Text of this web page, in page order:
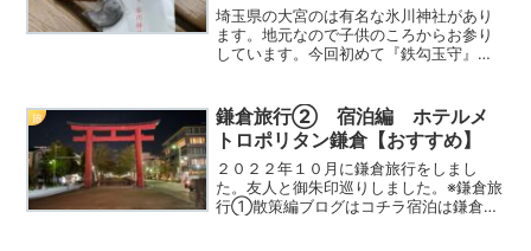
埼玉県の大宮のは有名な氷川神社があり
ます。地元なので子供のころからお参り
しています。今回初めて『鉄勾玉守』が
紹介します。大宮氷川神社の場所は？駐
車場はある？大宮氷川神社は...
旅
鎌倉旅行② 宿泊編 ホテルメ
トロポリタン鎌倉【おすすめ】
２０２２年１０月に鎌倉旅行をしまし
た。友人と御朱印巡りしました。※鎌倉旅
行①散策編ブログはコチラ宿泊は鎌倉駅